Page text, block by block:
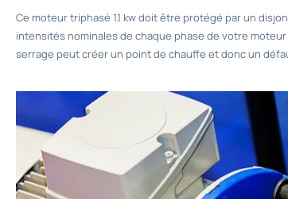
Ce moteur triphasé 1.1 kwdoit être protégé par un
intensités nominales de chaque phase de votre
serrage peut créer un point de chauffe et donc un